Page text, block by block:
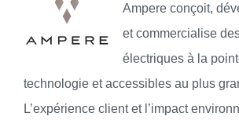
Ampere conçoit,
et commercialise
électriques à la
technologie et accessibles au plus
L’expérience client et l’impact